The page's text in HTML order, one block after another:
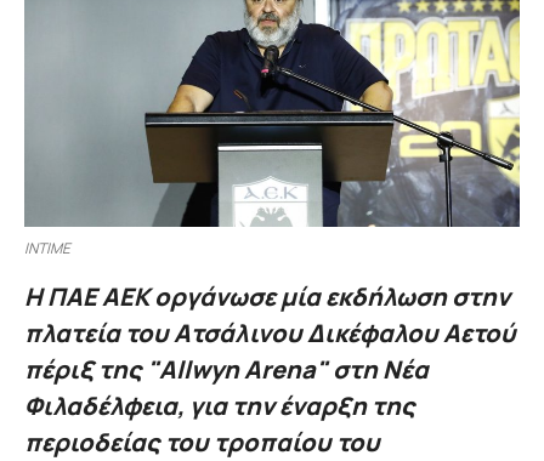
INTIME
Η ΠΑΕ ΑΕΚ οργάνωσε μία εκδήλωση στην
πλατεία του Ατσάλινου Δικέφαλου Αετού
πέριξ της "Allwyn Arena" στη Νέα
Φιλαδέλφεια, για την έναρξη της
περιοδείας του τροπαίου του